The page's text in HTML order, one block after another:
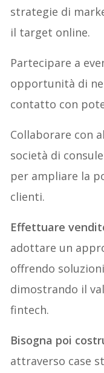
strategie di
il target online.
Partecipare a
opportunità di
contatto con
Collaborare con
società di
per ampliare la
clienti.
Effettuare
adottare un
offrendo
dimostrando il
fintech.
Bisogna poi
attraverso case